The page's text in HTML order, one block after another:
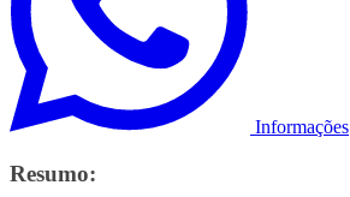
Informações
Resumo: